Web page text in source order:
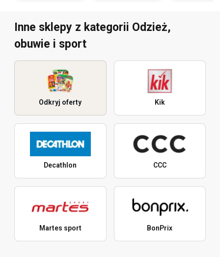
Inne sklepy z kategorii Odzież,
obuwie i sport
Odkryj oferty Kik
Decathlon CCC
Martes sport BonPrix